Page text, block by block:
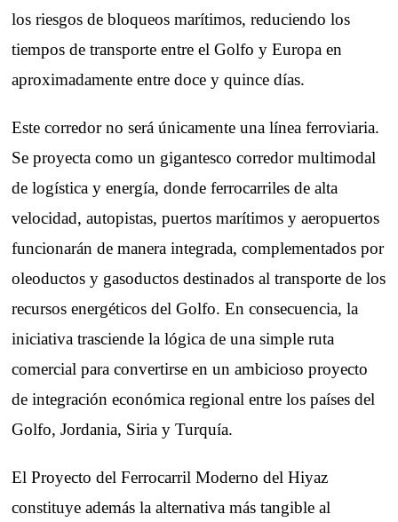
los riesgos de bloqueos marítimos, reduciendo los
tiempos de transporte entre el Golfo y Europa en
aproximadamente entre doce y quince días.
Este corredor no será únicamente una línea ferroviaria.
Se proyecta como un gigantesco corredor multimodal
de logística y energía, donde ferrocarriles de alta
velocidad, autopistas, puertos marítimos y aeropuertos
funcionarán de manera integrada, complementados por
oleoductos y gasoductos destinados al transporte de los
recursos energéticos del Golfo. En consecuencia, la
iniciativa trasciende la lógica de una simple ruta
comercial para convertirse en un ambicioso proyecto
de integración económica regional entre los países del
Golfo, Jordania, Siria y Turquía.
El Proyecto del Ferrocarril Moderno del Hiyaz
constituye además la alternativa más tangible al